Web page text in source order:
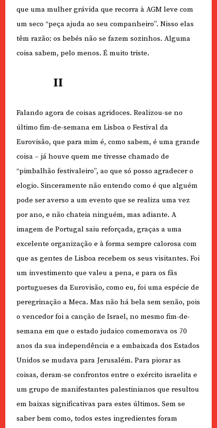
que uma mulher grávida que recorra à AGM leve com
um seco “peça ajuda ao seu companheiro”. Nisso elas
têm razão: os bebés não se fazem sozinhos. Alguma
coisa sabem, pelo menos. É muito triste.
II
Falando agora de coisas agridoces. Realizou-se no
último fim-de-semana em Lisboa o Festival da
Eurovisão, que para mim é, como sabem, é uma grande
coisa – já houve quem me tivesse chamado de
“pimbalhão festivaleiro”, ao que só posso agradecer o
elogio. Sinceramente não entendo como é que alguém
pode ser averso a um evento que se realiza uma vez
por ano, e não chateia ninguém, mas adiante. A
imagem de Portugal saiu reforçada, graças a uma
excelente organização e à forma sempre calorosa com
que as gentes de Lisboa recebem os seus visitantes. Foi
um investimento que valeu a pena, e para os fãs
portugueses da Eurovisão, como eu, foi uma espécie de
peregrinação a Meca. Mas não há bela sem senão, pois
o vencedor foi a canção de Israel, no mesmo fim-de-
semana em que o estado judaico comemorava os 70
anos da sua independência e a embaixada dos Estados
Unidos se mudava para Jerusalém. Para piorar as
coisas, deram-se confrontos entre o exército israelita e
um grupo de manifestantes palestinianos que resultou
em baixas significativas para estes últimos. Sem se
saber bem como, todos estes ingredientes foram